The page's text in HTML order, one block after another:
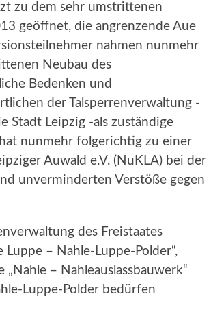
zu dem sehr umstrittenen
geöffnet, die angrenzende Aue
nahmen nunmehr
Neubau des
Bedenken und
der Talsperrenverwaltung -
Stadt Leipzig -als zuständige
nunmehr folgerichtig zu einer
Auwald e.V. (NuKLA) bei der
unverminderten Verstöße gegen
des Freistaates
– Nahle-Luppe-Polder“,
– Nahleauslassbauwerk“
Luppe-Polder bedürfen